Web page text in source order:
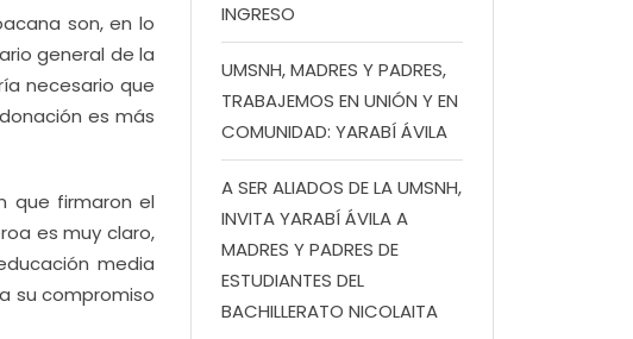
son, en lo
general de la
necesario que
es más
que firmaron el
es muy claro,
media
su compromiso
INGRESO
UMSNH, MADRES Y PADRES,
TRABAJEMOS EN UNIÓN Y EN
COMUNIDAD: YARABÍ ÁVILA
A SER ALIADOS DE LA UMSNH,
INVITA YARABÍ ÁVILA A
MADRES Y PADRES DE
ESTUDIANTES DEL
BACHILLERATO NICOLAITA